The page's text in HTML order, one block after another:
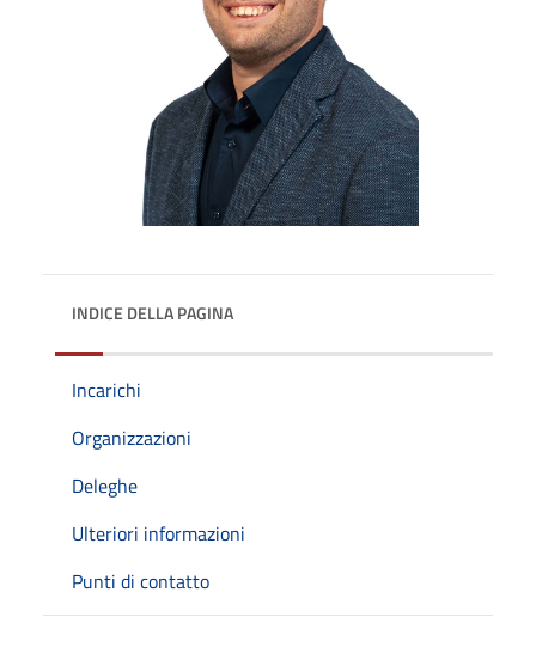
INDICE DELLA PAGINA
Incarichi
Organizzazioni
Deleghe
Ulteriori informazioni
Punti di contatto